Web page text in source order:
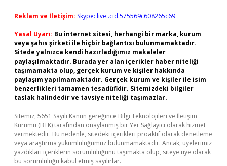
Reklam ve İletişim: Skype: live:.cid.575569c608265c69
Yasal Uyarı: Bu internet sitesi, herhangi bir marka, kurum
veya şahıs şirketi ile hiçbir bağlantısı bulunmamaktadır.
Sitede yalnızca kendi hazırladığımız makaleler
paylaşılmaktadır. Burada yer alan içerikler haber niteliği
taşımamakta olup, gerçek kurum ve kişiler hakkında
paylaşım yapılmamaktadır. Gerçek kurum ve kişiler ile isim
benzerlikleri tamamen tesadüfidir. Sitemizdeki bilgiler
taslak halindedir ve tavsiye niteliği taşımazlar.
Sitemiz, 5651 Sayılı Kanun gereğince Bilgi Teknolojileri ve İletişim
Kurumu (BTK) tarafından onaylanmış bir Yer Sağlayıcı olarak hizmet
vermektedir. Bu nedenle, sitedeki içerikleri proaktif olarak denetleme
veya araştırma yükümlülüğümüz bulunmamaktadır. Ancak, üyelerimiz
yazdıkları içeriklerin sorumluluğunu taşımakta olup, siteye üye olarak
bu sorumluluğu kabul etmiş sayılırlar.